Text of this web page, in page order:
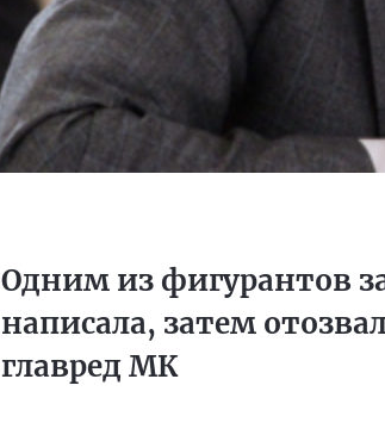
Одним из фигурантов
написала, затем
главред МК